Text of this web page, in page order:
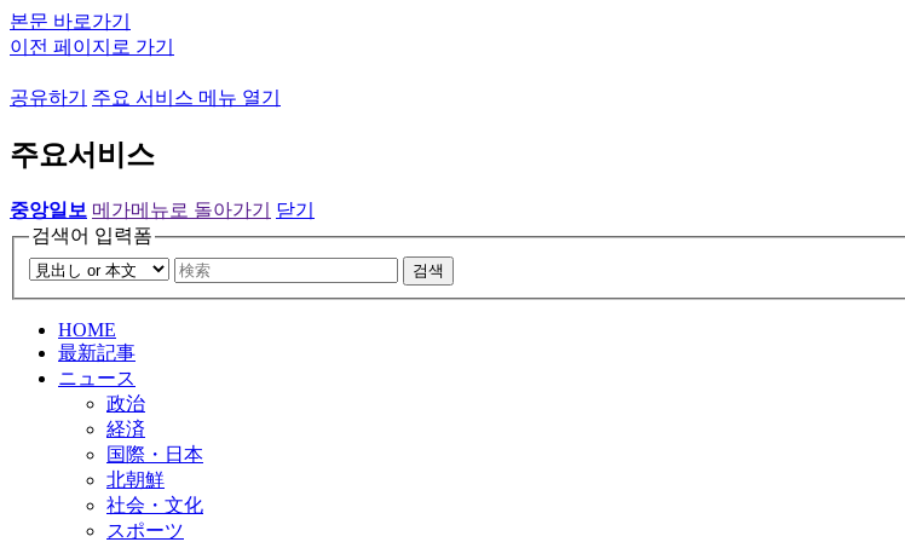
본문 바로가기
이전 페이지로 가기
공유하기 주요 서비스 메뉴 열기
주요서비스
중앙일보 메가메뉴로 돌아가기
닫기
검색어 입력폼
검색
HOME
最新記事
ニュース
政治
経済
国際・日本
北朝鮮
社会・文化
スポーツ